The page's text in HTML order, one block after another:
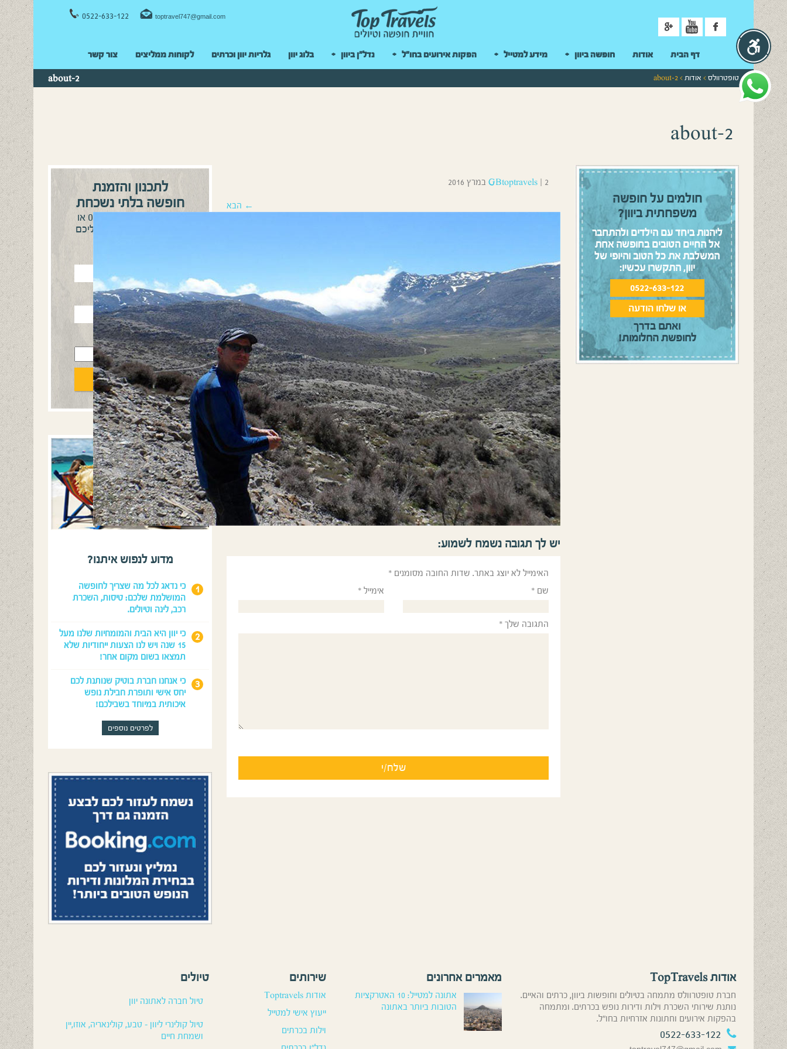
0522-633-122 toptravel747@gmail.com
דף הבית אודות חופשה ביוון מידע למטייל הפקות אירועים בחו"ל נדל"ן ביוון בלוג יוון גלריות יוון וכרתים לקוחות ממליצים צור קשר
טופטרוולס > אודות > about-2
about-2
about-2
לתכנון והזמנת
חופשה בלתי נשכחת
0522-633122 או
השאירו פרטים ונחזור אליכם
אימייל
טלפון
מדוע לנפוש איתנו?
כי נדאג לכל מה שצריך לחופשה
המושלמת שלכם: טיסות, השכרת
רכב, לינה וטיולים.
כי יוון היא הבית והמומחיות שלנו מעל
15 שנה ויש לנו הצעות ייחודיות שלא
תמצאו בשום מקום אחר!
כי אנחנו חברת בוטיק שנותנת לכם
יחס אישי ותופרת חבילת נופש
איכותית במיוחד בשבילכם!
לפרטים נוספים
GBtoptravels 2 במרץ 2016
← הבא
יש לך תגובה נשמח לשמוע:
האימייל לא יוצג באתר. שדות החובה מסומנים *
שם * אימייל *
התגובה שלך *
חולמים על חופשה
משפחתית ביוון?
ליהנות ביחד עם הילדים ולהתחבר
אל החיים הטובים בחופשה אחת
המשלבת את כל הטוב והיופי של
יוון, התקשרו עכשיו:
0522-633-122
או שלחו הודעה
ואתם בדרך
לחופשת החלומות!
טיולים
טיול חברה לאתונה יוון
טיול קולינרי ליוון – טבע, קולינאריה, אוזו,יין
ושמחת חיים
שירותים
אודות Toptravels
ייעוץ אישי למטייל
וילות בכרתים
מאמרים אחרונים
אתונה למטייל: 10 האטרקציות
הטובות ביותר באתונה
אודות TopTravels
חברת טופטרוולס מתמחה בטיולים וחופשות ביוון, כרתים והאיים.
נותנת שירותי השכרת וילות ודירות נופש בכרתים. ומתמחה
בהפקות אירועים וחתונות אזרחיות בחו”ל.
0522-633-122